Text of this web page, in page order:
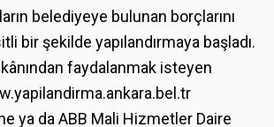
belediyeye bulunan borçlarını
bir şekilde yapılandırmaya başladı.
faydalanmak isteyen
ya da ABB Mali Hizmetler Daire